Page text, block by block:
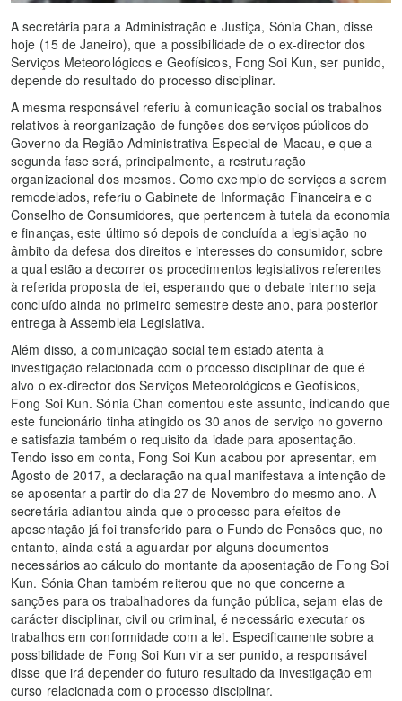
A secretária para a Administração e Justiça, Sónia Chan, disse
hoje (15 de Janeiro), que a possibilidade de o ex-director dos
Serviços Meteorológicos e Geofísicos, Fong Soi Kun, ser punido,
depende do resultado do processo disciplinar.
A mesma responsável referiu à comunicação social os trabalhos
relativos à reorganização de funções dos serviços públicos do
Governo da Região Administrativa Especial de Macau, e que a
segunda fase será, principalmente, a restruturação
organizacional dos mesmos. Como exemplo de serviços a serem
remodelados, referiu o Gabinete de Informação Financeira e o
Conselho de Consumidores, que pertencem à tutela da economia
e finanças, este último só depois de concluída a legislação no
âmbito da defesa dos direitos e interesses do consumidor, sobre
a qual estão a decorrer os procedimentos legislativos referentes
à referida proposta de lei, esperando que o debate interno seja
concluído ainda no primeiro semestre deste ano, para posterior
entrega à Assembleia Legislativa.
Além disso, a comunicação social tem estado atenta à
investigação relacionada com o processo disciplinar de que é
alvo o ex-director dos Serviços Meteorológicos e Geofísicos,
Fong Soi Kun. Sónia Chan comentou este assunto, indicando que
este funcionário tinha atingido os 30 anos de serviço no governo
e satisfazia também o requisito da idade para aposentação.
Tendo isso em conta, Fong Soi Kun acabou por apresentar, em
Agosto de 2017, a declaração na qual manifestava a intenção de
se aposentar a partir do dia 27 de Novembro do mesmo ano. A
secretária adiantou ainda que o processo para efeitos de
aposentação já foi transferido para o Fundo de Pensões que, no
entanto, ainda está a aguardar por alguns documentos
necessários ao cálculo do montante da aposentação de Fong Soi
Kun. Sónia Chan também reiterou que no que concerne a
sanções para os trabalhadores da função pública, sejam elas de
carácter disciplinar, civil ou criminal, é necessário executar os
trabalhos em conformidade com a lei. Especificamente sobre a
possibilidade de Fong Soi Kun vir a ser punido, a responsável
disse que irá depender do futuro resultado da investigação em
curso relacionada com o processo disciplinar.